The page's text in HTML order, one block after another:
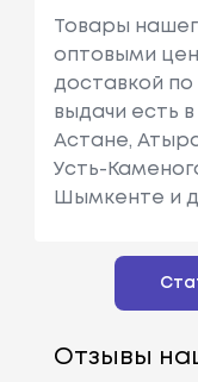
Товары
оптовыми
доставкой по
выдачи есть
Астане,
Усть-
Шымкенте и
Отзывы